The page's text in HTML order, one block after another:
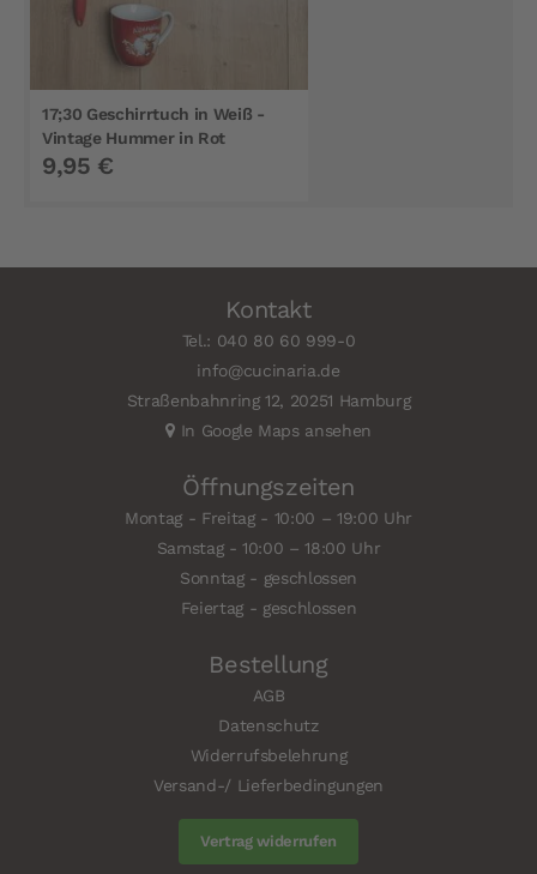
17;30 Geschirrtuch in Weiß -
Vintage Hummer in Rot
9,95 €
Kontakt
Tel.: 040 80 60 999-0
info@cucinaria.de
Straßenbahnring 12, 20251 Hamburg
In Google Maps ansehen
Öffnungszeiten
Montag - Freitag - 10:00 – 19:00 Uhr
Samstag - 10:00 – 18:00 Uhr
Sonntag - geschlossen
Feiertag - geschlossen
Bestellung
AGB
Datenschutz
Widerrufsbelehrung
Versand-/ Lieferbedingungen
Vertrag widerrufen